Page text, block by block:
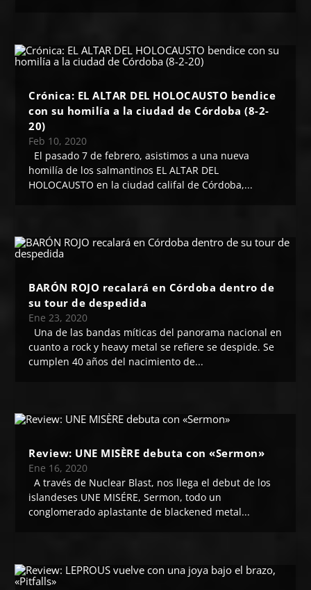
Crónica: EL ALTAR DEL HOLOCAUSTO bendice
con su homilía a la ciudad de Córdoba (8-2-
20)
Feb 10, 2020
El pasado 7 de febrero, asistimos a una nueva
homilía de los salmantinos EL ALTAR DEL
HOLOCAUSTO en la ciudad califal de Córdoba,...
BARÓN ROJO recalará en Córdoba dentro de
su tour de despedida
Ene 23, 2020
Una de las bandas míticas del panorama nacional en
cuanto a rock y heavy metal se refiere se despide. Se
cumplen 40 años del nacimiento de...
Review: UNE MISÈRE debuta con «Sermon»
Ene 16, 2020
A través de Nuclear Blast, nos llega el debut de los
islandeses UNE MISÉRE, Sermon, todo un
conglomerado aplastante de blackened metal...